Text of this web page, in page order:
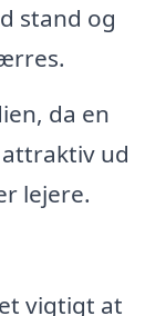
stand og
da en
ud
lejere.
vigtigt at